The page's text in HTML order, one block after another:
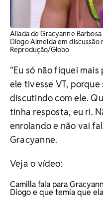
Aliada de Gracyanne
Diogo Almeida em discussão
Reprodução/Globo
"Eu só não fiquei
ele tivesse VT,
discutindo com ele.
tinha resposta, eu ri.
enrolando e não vai
Gracyanne.
Veja o vídeo:
Camilla fala para
Diogo e que temia que